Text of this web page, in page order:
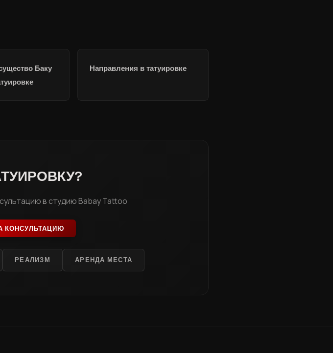
Баку
Направления в татуировке
в студию Babay Tattoo
КОНСУЛЬТАЦИЮ
РЕАЛИЗМ АРЕНДА МЕСТА